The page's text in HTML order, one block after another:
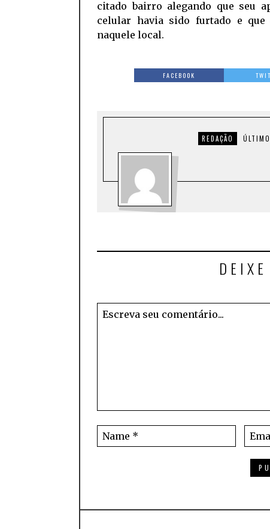
citado bairro alegando que seu
celular havia sido furtado e que
naquele local.
FACEBOOK
REDAÇÃO